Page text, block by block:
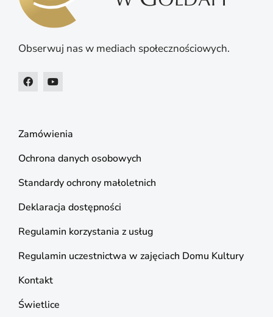
Obserwuj nas w mediach społecznościowych.
Zamówienia
Ochrona danych osobowych
Standardy ochrony małoletnich
Deklaracja dostępności
Regulamin korzystania z usług
Regulamin uczestnictwa w zajęciach Domu Kultury
Kontakt
Świetlice